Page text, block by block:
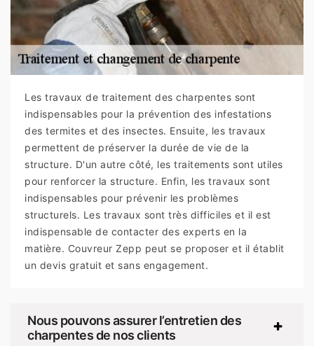
Les travaux de traitement des charpentes sont
indispensables pour la prévention des infestations
des termites et des insectes. Ensuite, les travaux
permettent de préserver la durée de vie de la
structure. D'un autre côté, les traitements sont utiles
pour renforcer la structure. Enfin, les travaux sont
indispensables pour prévenir les problèmes
structurels. Les travaux sont très difficiles et il est
indispensable de contacter des experts en la
matière. Couvreur Zepp peut se proposer et il établit
un devis gratuit et sans engagement.
Nous pouvons assurer l’entretien des
charpentes de nos clients